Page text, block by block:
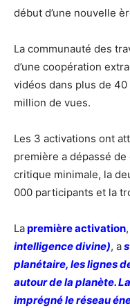
début d’une nouvelle
La communauté des
d’une coopération
vidéos dans plus de 40
million de vues.
Les 3 activations ont
première a dépassé
critique minimale, la
000 participants et la
Lapremière activation
intelligence divine), a
planétaire, les lignes
autour de la planète.
imprégné le réseau